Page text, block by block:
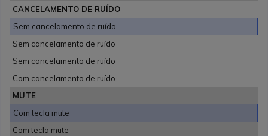
CANCELAMENTO DE RUÍDO
Sem cancelamento de ruído
Sem cancelamento de ruído
Sem cancelamento de ruído
Com cancelamento de ruído
MUTE
Com tecla mute
Com tecla mute